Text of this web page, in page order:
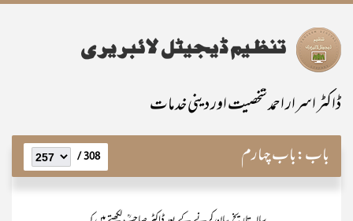
ڈاکٹر اسرار احمد شخصیت اور دینی خدمات
باب:باب چہارم 308 /